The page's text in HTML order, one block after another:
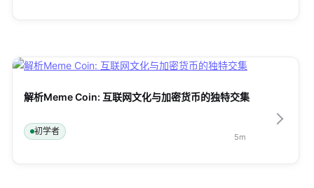
解析Meme Coin: 互联网文化与加密货币的独特交集
初学者
5m